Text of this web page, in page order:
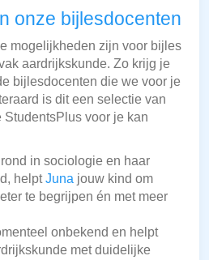
onze bijlesdocenten
mogelijkheden zijn voor bijles
aardrijkskunde. Zo krijg je
bijlesdocenten die we voor je
is dit een selectie van
voor je kan
in sociologie en haar
helptJuna jouw kind om
te begrijpen én met meer
onbekend en helpt
met duidelijke